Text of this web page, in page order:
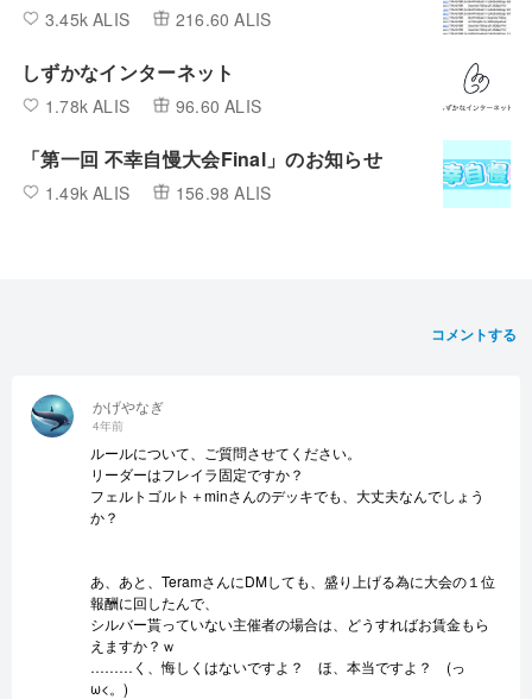
3.45k ALIS 216.60 ALIS
しずかなインターネット
1.78k ALIS 96.60 ALIS
「第一回 不幸自慢大会Final」のお知らせ
1.49k ALIS 156.98 ALIS
コメントする
かげやなぎ
4年前
ルールについて、ご質問させてください。
リーダーはフレイラ固定ですか？
フェルトゴルト＋minさんのデッキでも、大丈夫なんでしょう
か？
あ、あと、TeramさんにDMしても、盛り上げる為に大会の１位
報酬に回したんで、
シルバー貰っていない主催者の場合は、どうすればお賃金もら
えますか？ｗ
………く、悔しくはないですよ？ ほ、本当ですよ？ (っ
ω<。)